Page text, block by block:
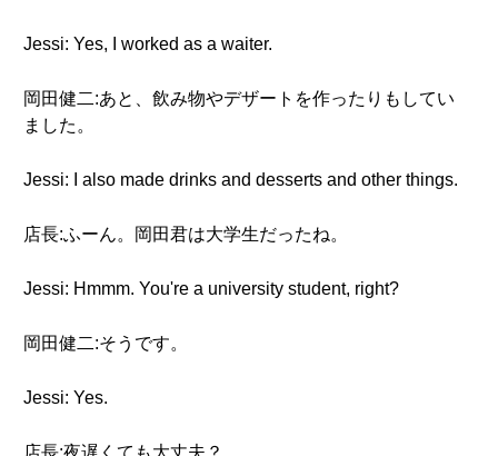
Jessi: Yes, I worked as a waiter.
岡田健二:あと、飲み物やデザートを作ったりもしてい
ました。
Jessi: I also made drinks and desserts and other things.
店長:ふーん。岡田君は大学生だったね。
Jessi: Hmmm. You're a university student, right?
岡田健二:そうです。
Jessi: Yes.
店長:夜遅くても大丈夫？